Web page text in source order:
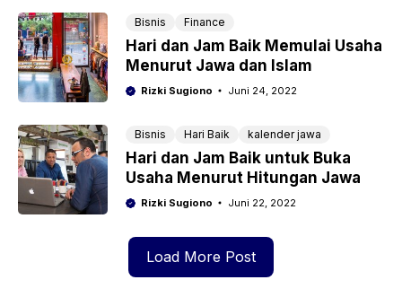
Bisnis Finance
Hari dan Jam Baik Memulai Usaha
Menurut Jawa dan Islam
Rizki Sugiono Juni 24, 2022
Bisnis Hari Baik kalender jawa
Hari dan Jam Baik untuk Buka
Usaha Menurut Hitungan Jawa
Rizki Sugiono Juni 22, 2022
Load More Post